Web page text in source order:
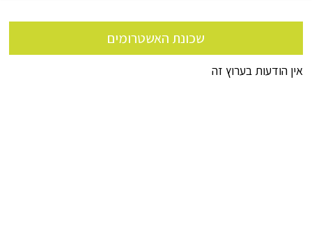
שכונת האשטרומים
אין הודעות בערוץ זה